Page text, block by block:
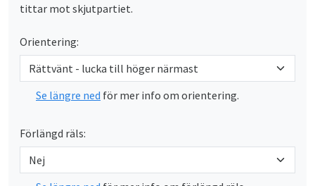
tittar mot skjutpartiet.
Orientering:
Se längre ned för mer info om orientering.
Förlängd räls: